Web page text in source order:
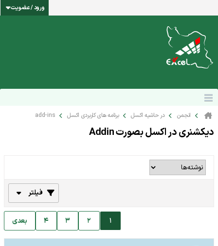
ورود / عضویت
انجمن در حاشیه اکسل برنامه های کاربردی اکسل add-ins
دیکشنری در اکسل بصورت Addin
فیلتر
1
2
3
4 بعدی